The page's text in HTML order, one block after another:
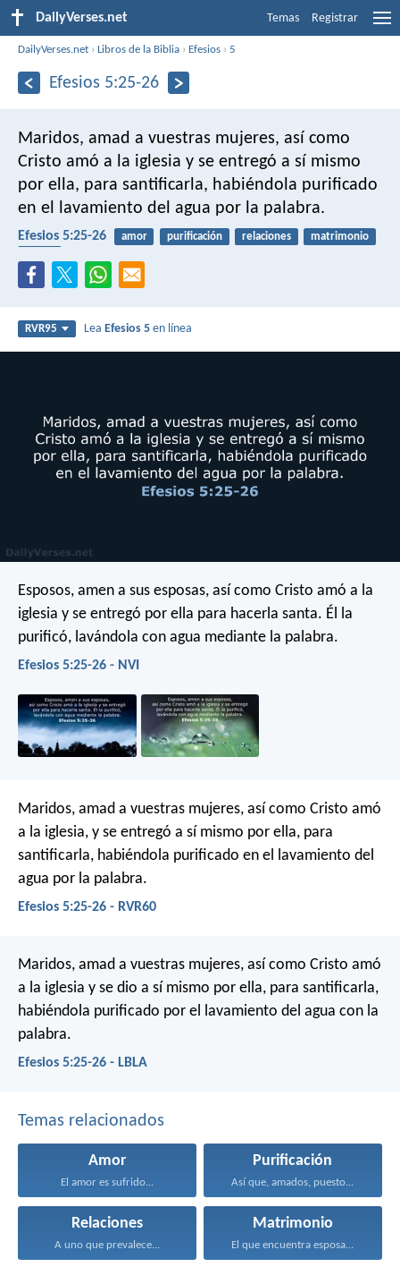
DailyVerses.net Temas Registrar
DailyVerses.net ›Libros de la Biblia › Efesios ›5
Efesios 5:25-26
Maridos, amad a vuestras mujeres, así como
Cristo amó a la iglesia y se entregó a sí mismo
por ella, para santificarla, habiéndola purificado
en el lavamiento del agua por la palabra.
Efesios 5:25-26 amor purificación relaciones
matrimonio
RVR95 LeaEfesios 5 en línea
Esposos, amen a sus esposas, así como Cristo amó a la
iglesia y se entregó por ella para hacerla santa. Él la
purificó, lavándola con agua mediante la palabra.
Efesios 5:25-26 - NVI
Maridos, amad a vuestras mujeres, así como Cristo amó
a la iglesia, y se entregó a sí mismo por ella, para
santificarla, habiéndola purificado en el lavamiento del
agua por la palabra.
Efesios 5:25-26 - RVR60
Maridos, amad a vuestras mujeres, así como Cristo amó
a la iglesia y se dio a sí mismo por ella, para santificarla,
habiéndola purificado por el lavamiento del agua con la
palabra.
Efesios 5:25-26 - LBLA
Temas relacionados
Amor
El amor es sufrido...
Purificación
Así que, amados, puesto...
Relaciones
A uno que prevalece...
Matrimonio
El que encuentra esposa...